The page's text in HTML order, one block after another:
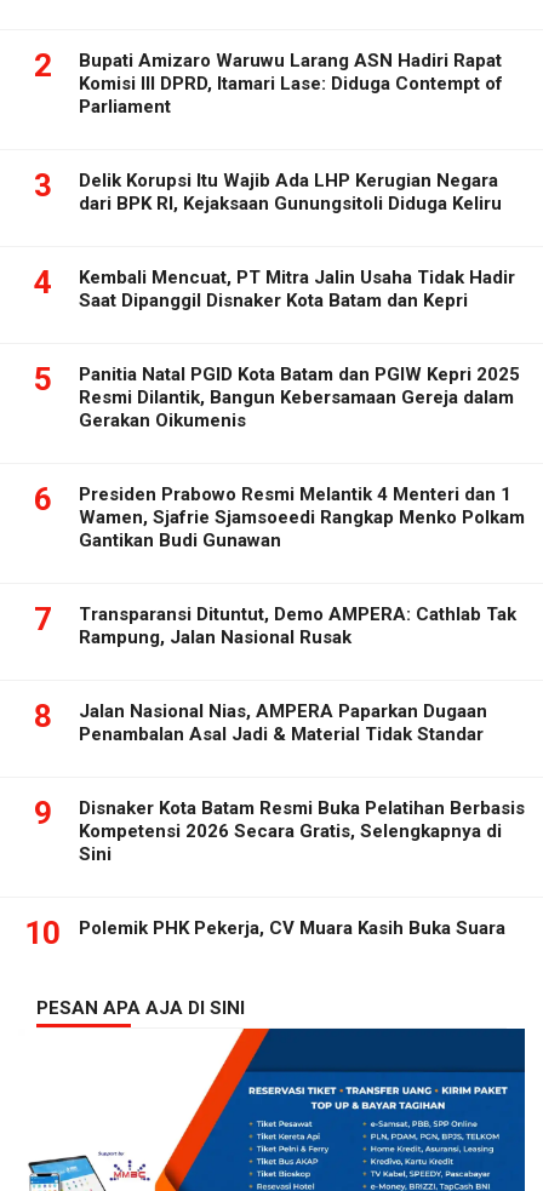
2
Bupati Amizaro Waruwu Larang ASN Hadiri Rapat
Komisi III DPRD, Itamari Lase: Diduga Contempt of
Parliament
3
Delik Korupsi Itu Wajib Ada LHP Kerugian Negara
dari BPK RI, Kejaksaan Gunungsitoli Diduga Keliru
4
Kembali Mencuat, PT Mitra Jalin Usaha Tidak Hadir
Saat Dipanggil Disnaker Kota Batam dan Kepri
5
Panitia Natal PGID Kota Batam dan PGIW Kepri 2025
Resmi Dilantik, Bangun Kebersamaan Gereja dalam
Gerakan Oikumenis
6
Presiden Prabowo Resmi Melantik 4 Menteri dan 1
Wamen, Sjafrie Sjamsoeedi Rangkap Menko Polkam
Gantikan Budi Gunawan
7
Transparansi Dituntut, Demo AMPERA: Cathlab Tak
Rampung, Jalan Nasional Rusak
8
Jalan Nasional Nias, AMPERA Paparkan Dugaan
Penambalan Asal Jadi & Material Tidak Standar
9
Disnaker Kota Batam Resmi Buka Pelatihan Berbasis
Kompetensi 2026 Secara Gratis, Selengkapnya di
Sini
10 Polemik PHK Pekerja, CV Muara Kasih Buka Suara
PESAN APA AJA DI SINI